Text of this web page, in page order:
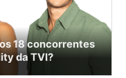
18 concorrentes
da TVI?